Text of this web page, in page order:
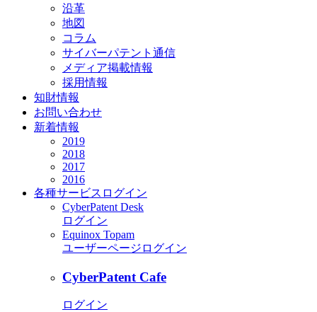
沿革
地図
コラム
サイバーパテント通信
メディア掲載情報
採用情報
知財情報
お問い合わせ
新着情報
2019
2018
2017
2016
各種サービス ログイン
CyberPatent Desk
ログイン
Equinox Topam
ユーザーページログイン
CyberPatent Cafe
ログイン